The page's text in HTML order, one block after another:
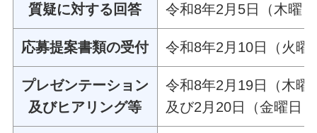
質疑に対する回答 令和8年2月5日（木曜
応募提案書類の受付 令和8年2月10日（火曜
プレゼンテーション
及びヒアリング等
令和8年2月19日（木曜
及び2月20日（金曜日）